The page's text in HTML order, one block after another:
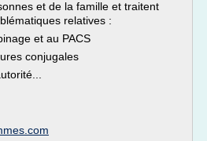
et de la famille et traitent
relatives :
et au PACS
conjugales